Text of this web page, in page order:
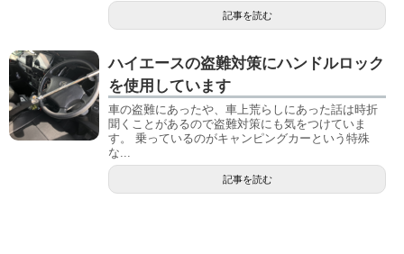
記事を読む
ハイエースの盗難対策にハンドルロック
を使用しています
車の盗難にあったや、車上荒らしにあった話は時折
聞くことがあるので盗難対策にも気をつけていま
す。 乗っているのがキャンピングカーという特殊
な...
記事を読む